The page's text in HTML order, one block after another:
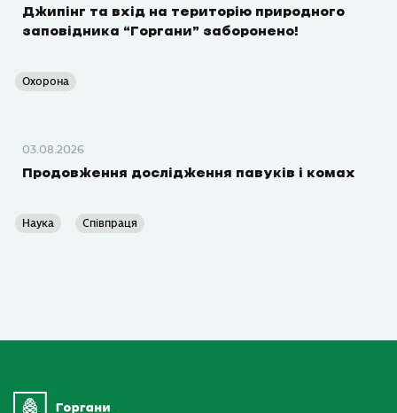
Джипінг та вхід на територію природного
заповідника “Горгани” заборонено!
Охорона
03.08.2026
Продовження дослідження павуків і комах
Наука Співпраця